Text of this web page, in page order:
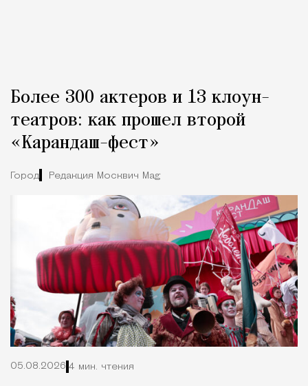
Более 300 актеров и 13 клоун-
театров: как прошел второй
«Карандаш-фест»
Город Редакция Москвич Mag
05.08.2026 4 мин. чтения